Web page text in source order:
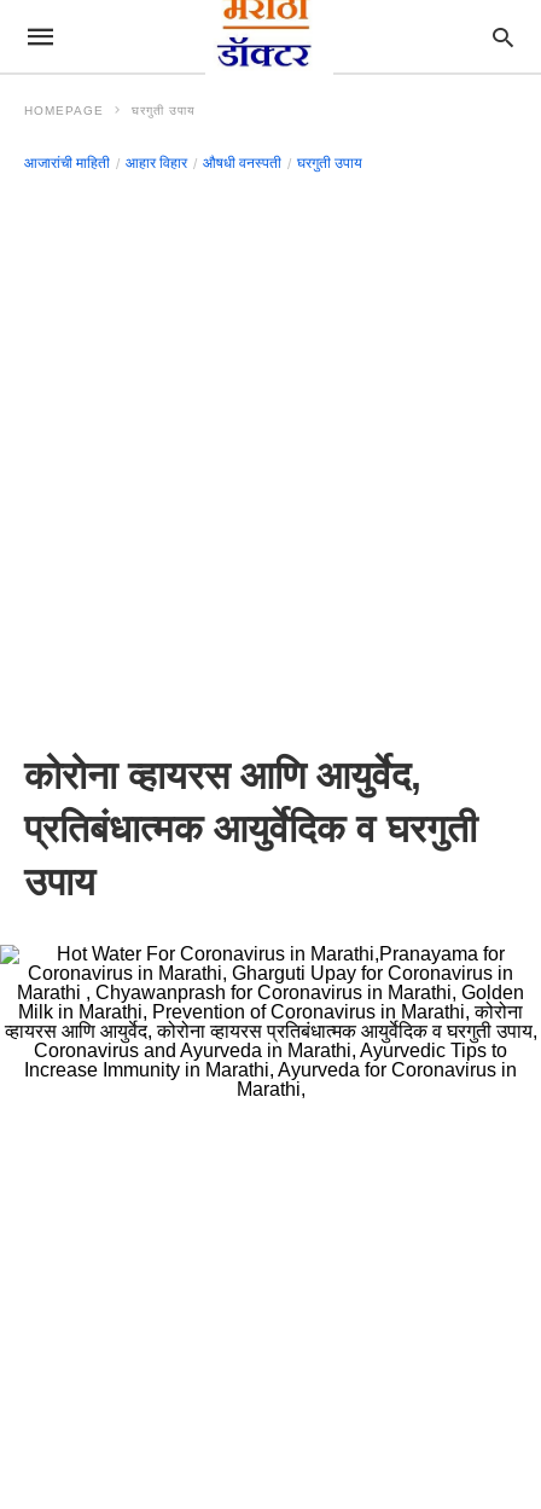
HOMEPAGE घरगुती उपाय
आजारांची माहिती आहार विहार औषधी वनस्पती घरगुती उपाय
कोरोना व्हायरस आणि आयुर्वेद,
प्रतिबंधात्मक आयुर्वेदिक व घरगुती
उपाय